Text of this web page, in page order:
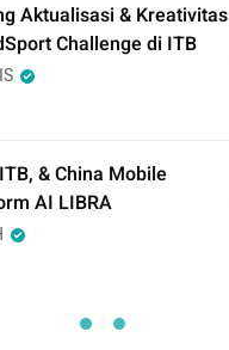
Aktualisasi & Kreativitas
Challenge di ITB
& China Mobile
AI LIBRA